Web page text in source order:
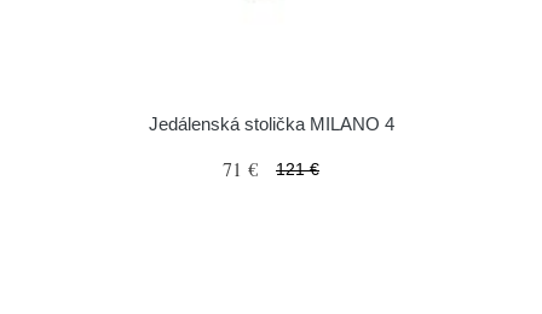
Jedálenská stolička MILANO 4
71 € 121 €